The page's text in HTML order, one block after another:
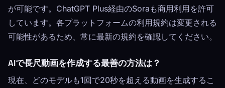
が可能です。ChatGPT Plus経由のSoraも商用利用を許可
しています。各プラットフォームの利用規約は変更される
可能性があるため、常に最新の規約を確認してください。
AIで長尺動画を作成する最善の方法は？
現在、どのモデルも1回で20秒を超える動画を生成するこ